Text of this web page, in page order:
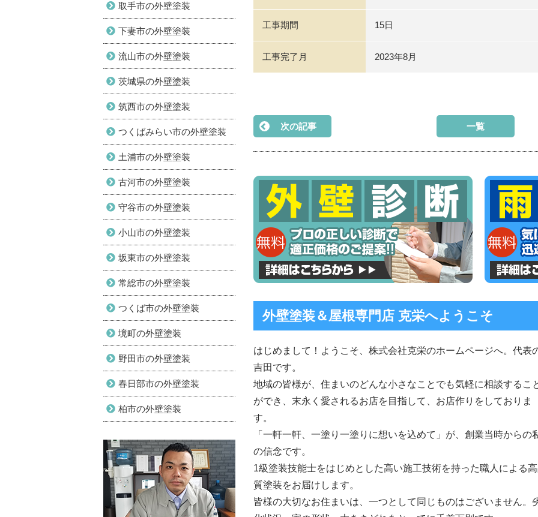
工事期間 15日
工事完了月 2023年8月
次の記事 一覧
外壁塗装＆屋根専門店 克栄へようこそ
はじめまして！ようこそ、株式会社克栄のホームページへ。代表
吉田です。
地域の皆様が、住まいのどんな小さなことでも気軽に相談するこ
ができ、末永く愛されるお店を目指して、お店作りをしておりま
す。
「一軒一軒、一塗り一塗りに想いを込めて」が、創業当時からの
の信念です。
1級塗装技能士をはじめとした高い施工技術を持った職人による
質塗装をお届けします。
皆様の大切なお住まいは、一つとして同じものはございません。
取手市の外壁塗装
下妻市の外壁塗装
流山市の外壁塗装
茨城県の外壁塗装
筑西市の外壁塗装
つくばみらい市の外壁塗装
土浦市の外壁塗装
古河市の外壁塗装
守谷市の外壁塗装
小山市の外壁塗装
坂東市の外壁塗装
常総市の外壁塗装
つくば市の外壁塗装
境町の外壁塗装
野田市の外壁塗装
春日部市の外壁塗装
柏市の外壁塗装